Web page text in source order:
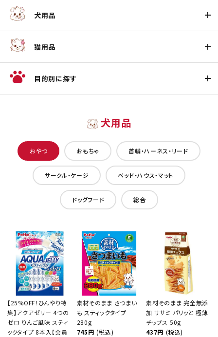
犬用品
猫用品
目的別に探す
犬用品
おやつ おもちゃ 首輪・ハーネス・リード
サークル・ケージ ベッド・ハウス・マット
ドッグフード 総合
【25%OFF！ひんやり特
集】アクアゼリー 4つの
ゼロ りんご風味 スティ
ックタイプ 8本入【会員
素材そのまま さつまい
も スティックタイプ
280g
745円 (税込)
素材そのまま 完全無添
加 ササミ パリッと 極薄
チップス 50g
437円 (税込)